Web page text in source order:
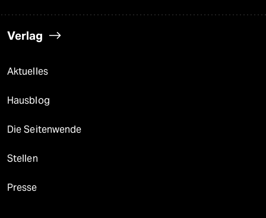
Verlag
Aktuelles
Hausblog
Die Seitenwende
Stellen
Presse